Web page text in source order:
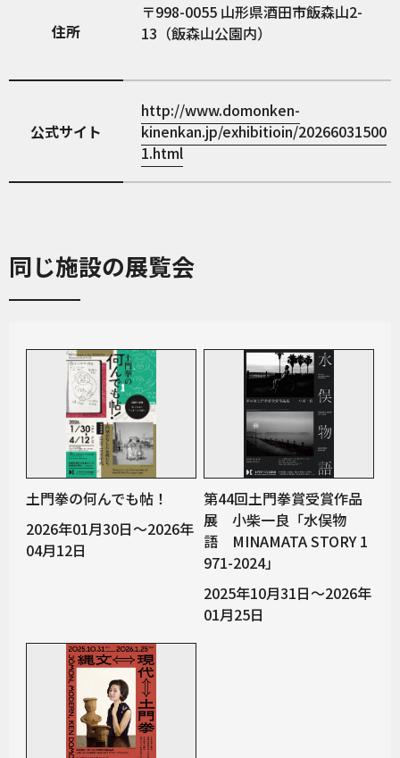
住所
998-0055 山形県酒田市飯森山2-
13（飯森山公園内）
公式サイト
http://www.domonken-
kinenkan.jp/exhibitioin/20266031500
1.html
同じ施設の展覧会
土門拳の何んでも帖！
2026年01月30日～2026年
04月12日
第44回土門拳賞受賞作品
展 小柴一良「水俣物
語 MINAMATA STORY 1
971-2024」
2025年10月31日～2026年
01月25日